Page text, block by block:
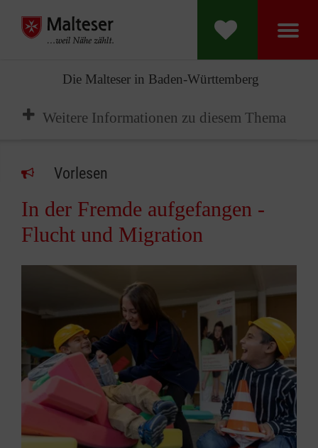
Die Malteser in Baden-Württemberg
Weitere Informationen zu diesem Thema
Vorlesen
In der Fremde aufgefangen -
Flucht und Migration